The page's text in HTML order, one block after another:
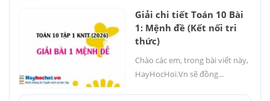
Giải chi tiết Toán 10 Bài
1: Mệnh đề (Kết nối tri
thức)
Chào các em, trong bài viết này,
HayHocHoi.Vn sẽ đồng...